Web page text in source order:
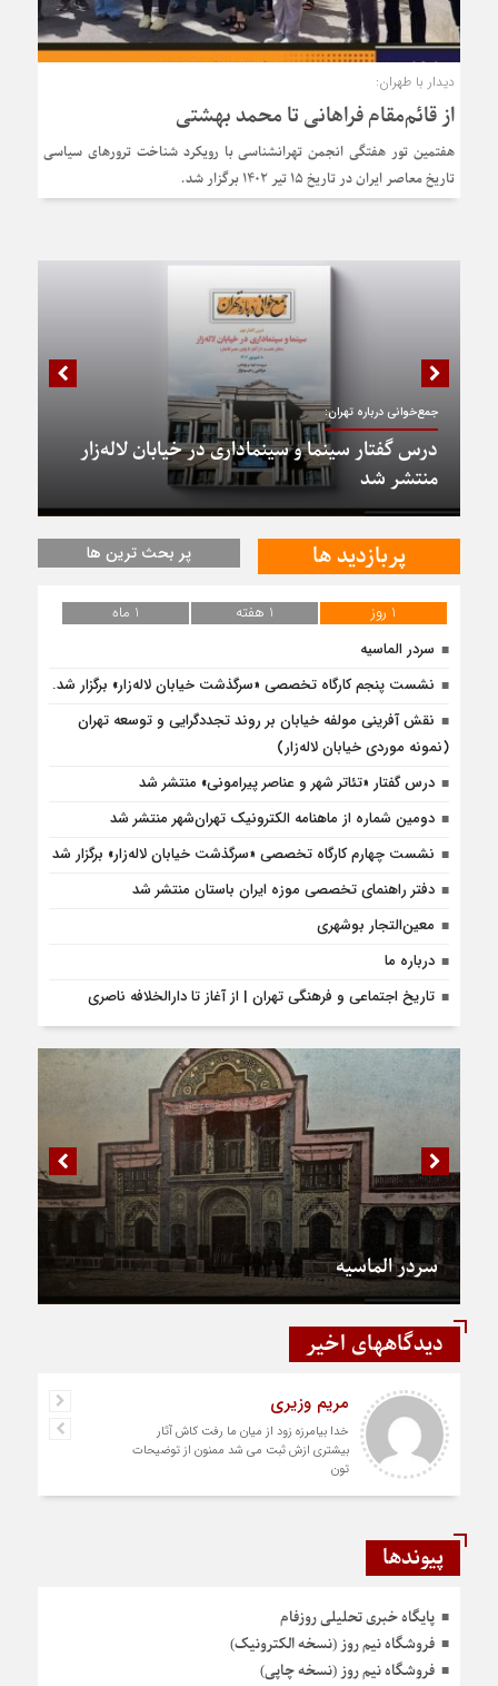
دیدار با طهران:
از قائم‌مقام فراهانی تا محمد بهشتی
هفتمین تور هفتگی انجمن تهرانشناسی با رویکرد شناخت ترورهای سیاسی
تاریخ معاصر ایران در تاریخ ۱۵ تیر ۱۴۰۲ برگزار شد.
جمع‌خوانی درباره تهران:
درس گفتار سینما و سینماداری در خیابان لاله‌زار
منتشر شد
پربازدید ها پر بحث ترین ها
1 روز 1 هفته
1 ماه
سردر الماسیه
نشست پنجم کارگاه تخصصی «سرگذشت خیابان لاله‌زار» برگزار شد.
نقش آفرینی مولفه خیابان بر روند تجددگرایی و توسعه تهران
(نمونه موردی خیابان لاله‌زار)
درس‌ گفتار «تئاتر شهر و عناصر پیرامونی» منتشر شد
دومین شماره از ماهنامه الکترونیک تهران‌شهر منتشر شد
نشست چهارم کارگاه تخصصی «سرگذشت خیابان لاله‌زار» برگزار شد
دفتر راهنمای تخصصی موزه ایران باستان منتشر شد
معین‌التجار بوشهری
درباره ما
تاریخ اجتماعی و فرهنگی تهران | از آغاز تا دارالخلافه ناصری
سردر الماسیه
دیدگاههای اخیر
مریم وزیری
خدا بیامرزه زود از میان ما رفت کاش آثار
بیشتری ازش ثبت می شد ممنون از توضیحات
تون
پیوندها
پایگاه خبری تحلیلی روزفام
فروشگاه نیم روز (نسخه الکترونیک)
فروشگاه نیم روز (نسخه چاپی)